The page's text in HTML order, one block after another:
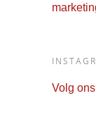
Volg